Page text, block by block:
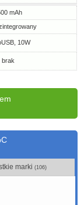
mAh
10W
brak
marki(106)